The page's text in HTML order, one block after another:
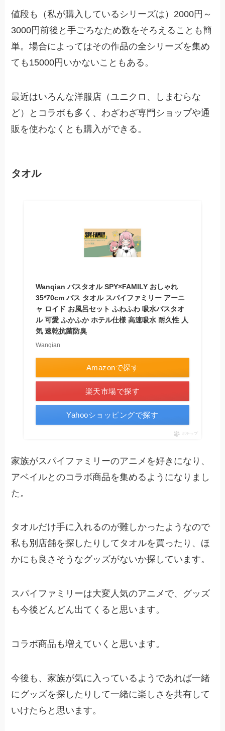
値段も（私が購入しているシリーズは）2000円～
3000円前後と手ごろなため数をそろえることも簡
単。場合によってはその作品の全シリーズを集め
ても15000円いかないこともある。
最近はいろんな洋服店（ユニクロ、しまむらな
ど）とコラボも多く、わざわざ専門ショップや通
販を使わなくとも購入ができる。
タオル
Wanqian バスタオル SPY×FAMILY おしゃれ
35*70cm バス タオル スパイファミリー アーニ
ャ ロイド お風呂セット ふわふわ 吸水バスタオ
ル 可愛 ふかふか ホテル仕様 高速吸水 耐久性 人
気 速乾抗菌防臭
Wanqian
Amazonで探す
楽天市場で探す
Yahooショッピングで探す
ポチップ
家族がスパイファミリーのアニメを好きになり、
アベイルとのコラボ商品を集めるようになりまし
た。
タオルだけ手に入れるのが難しかったようなので
私も別店舗を探したりしてタオルを買ったり、ほ
かにも良さそうなグッズがないか探しています。
スパイファミリーは大変人気のアニメで、グッズ
も今後どんどん出てくると思います。
コラボ商品も増えていくと思います。
今後も、家族が気に入っているようであれば一緒
にグッズを探したりして一緒に楽しさを共有して
いけたらと思います。